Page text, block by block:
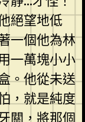
絕望地低
一個他為林
一萬塊小小
。他從未送
，就是純度
關，將那個